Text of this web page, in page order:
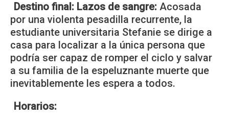
Destino final: Lazos de sangre: Acosada
por una violenta pesadilla recurrente, la
estudiante universitaria Stefanie se dirige a
casa para localizar a la única persona que
podría ser capaz de romper el ciclo y salvar
a su familia de la espeluznante muerte que
inevitablemente les espera a todos.
Horarios: